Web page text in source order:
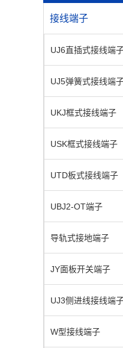
接线端子
UJ6直插式接线端
UJ5弹簧式接线端
UKJ框式接线端子
USK框式接线端子
UTD板式接线端子
UBJ2-OT端子
导轨式接地端子
JY面板开关端子
UJ3侧进线接线端
W型接线端子